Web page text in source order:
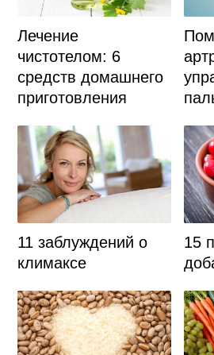
Лечение
чистотелом: 6
средств домашнего
приготовления
11 заблуждений о
климаксе
15